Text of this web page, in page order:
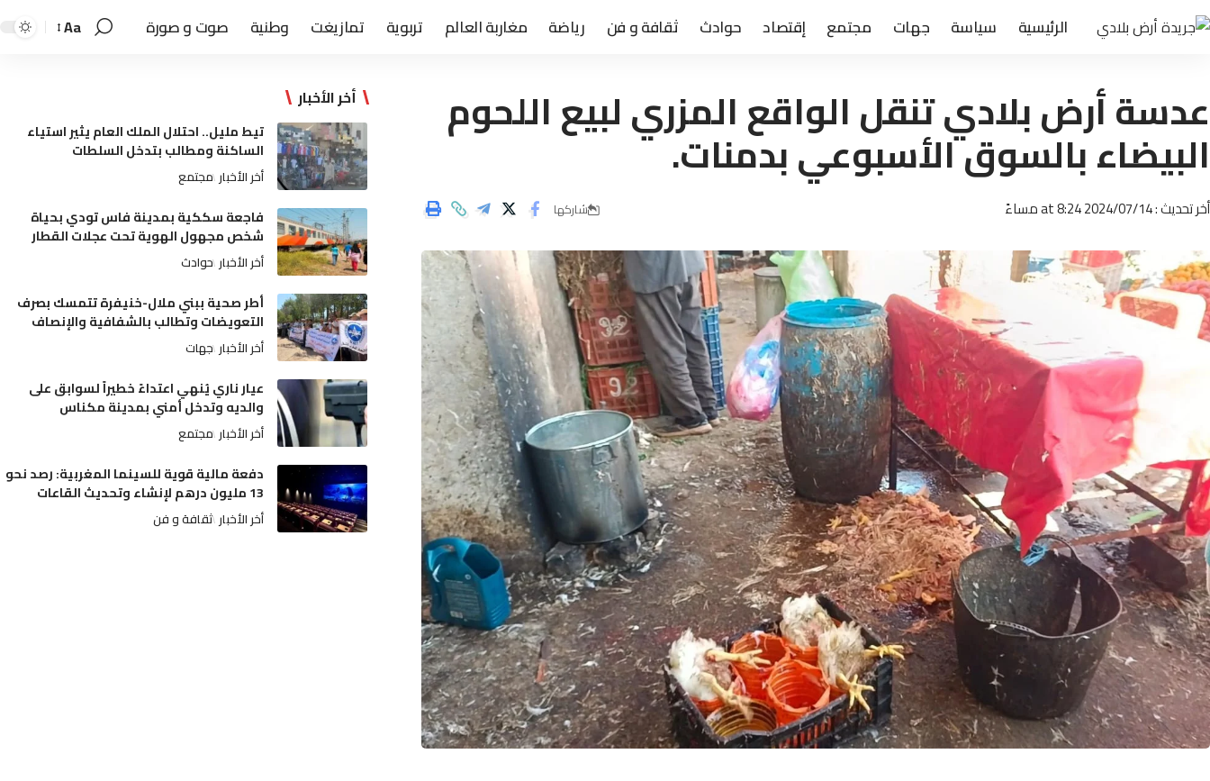
الرئيسية سياسة جهات مجتمع إقتصاد حوادث ثقافة و فن رياضة مغاربة العالم تربوية تمازيغت وطنية صوت و صورة Aa
عدسة أرض بلادي تنقل الواقع المزري لبيع اللحوم
البيضاء بالسوق الأسبوعي بدمنات.
أخر تحديث : 2024/07/14 at 8:24 مساءً شاركها
أخر الأخبار
تيط مليل.. احتلال الملك العام يثير استياء
الساكنة ومطالب بتدخل السلطات
أخر الأخبار مجتمع
فاجعة سككية بمدينة فاس تودي بحياة
شخص مجهول الهوية تحت عجلات القطار
أخر الأخبار حوادث
أطر صحية ببني ملال-خنيفرة تتمسك بصرف
التعويضات وتطالب بالشفافية والإنصاف
أخر الأخبار جهات
عيار ناري يُنهي اعتداءً خطيراً لسوابق على
والديه وتدخل أمني بمدينة مكناس
أخر الأخبار مجتمع
دفعة مالية قوية للسينما المغربية: رصد نحو
13 مليون درهم لإنشاء وتحديث القاعات
أخر الأخبار ثقافة و فن